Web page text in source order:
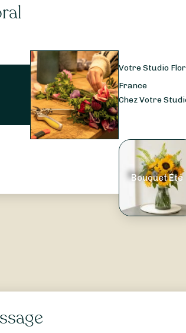
Votre Studio
France
Chez Votre
Bouquet Été